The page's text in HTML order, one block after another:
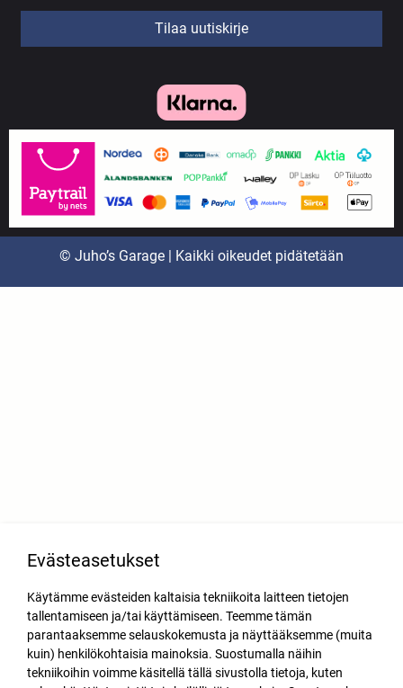
Tilaa uutiskirje
© Juho’s Garage | Kaikki oikeudet pidätetään
Evästeasetukset
Käytämme evästeiden kaltaisia tekniikoita laitteen tietojen
tallentamiseen ja/tai käyttämiseen. Teemme tämän
parantaaksemme selauskokemusta ja näyttääksemme (muita
kuin) henkilökohtaisia mainoksia. Suostumalla näihin
tekniikoihin voimme käsitellä tällä sivustolla tietoja, kuten